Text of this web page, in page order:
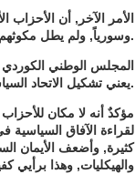
الأمر الآخر, أن الأحزاب
وسورياً, ولم يطل مكوثهم فيها.
المجلس الوطني
يعني تشكيل الاتحاد السياسي الحزبي الرباعي انتهاء صلاحية المجلس ؟.
مؤكدٌ أنه لا مكان
لقراءة الآفاق السياسية
كثيرة, وأضعف الأيمان
والهيكليات, وهذا برأيي